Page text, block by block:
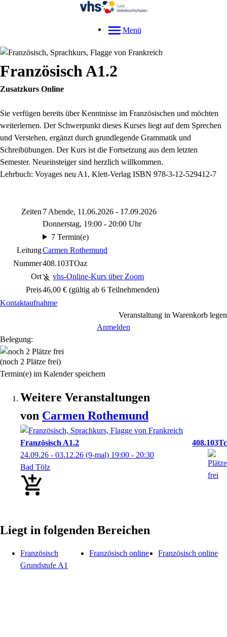
Menü
Französisch A1.2
Zusatzkurs Online
Sie verfügen bereits über Kenntnisse im Französischen und möchten
weiterlernen. Der Schwerpunkt dieses Kurses liegt auf dem Sprechen
und Verstehen, ergänzt durch grundlegende Grammatik und
Schreibübungen. Der Kurs ist die Fortsetzung aus dem letzten
Semester. Neueinsteiger sind herzlich willkommen.
Lehrbuch: Voyages neu A1, Klett-Verlag ISBN 978-3-12-529412-7
Zeiten 7 Abende, 11.06.2026 - 17.09.2026
Donnerstag, 19:00 - 20:00 Uhr
7 Termin(e)
LeitungCarmen Rothemund
Nummer408.103TOaz
Ort
vhs-Online-Kurs über Zoom
Preis46,00 € (gültig ab 6 Teilnehmenden)
Kontaktaufnahme
Veranstaltung in Warenkorb legen
Anmelden
Belegung:
(noch 2 Plätze frei)
Termin(e) im Kalender speichern
Weitere Veranstaltungen
von Carmen Rothemund
Französisch A1.2
408.103Tc
24.09.26 - 03.12.26 (9-mal) 19:00 - 20:30
Bad Tölz
Liegt in folgenden Bereichen
Französisch
Grundstufe A1
Französisch online Französisch online